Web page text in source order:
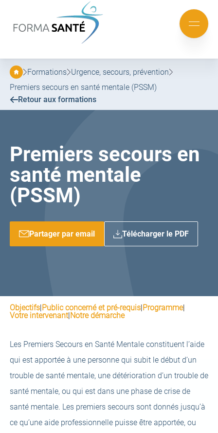
au
menu
au
contenu
Mobile
menu
Formations Urgence, secours, prévention
Premiers secours en santé mentale (PSSM)
Retour aux formations
Premiers secours en
santé mentale
(PSSM)
Partager par email Télécharger le PDF
Objectifs|Public concerné et pré-requis|Programme|
Votre intervenant|Notre démarche
Les Premiers Secours en Santé Mentale constituent l’aide
qui est apportée à une personne qui subit le début d’un
trouble de santé mentale, une détérioration d’un trouble de
santé mentale, ou qui est dans une phase de crise de
santé mentale. Les premiers secours sont donnés jusqu’à
ce qu’une aide professionnelle puisse être apportée, ou